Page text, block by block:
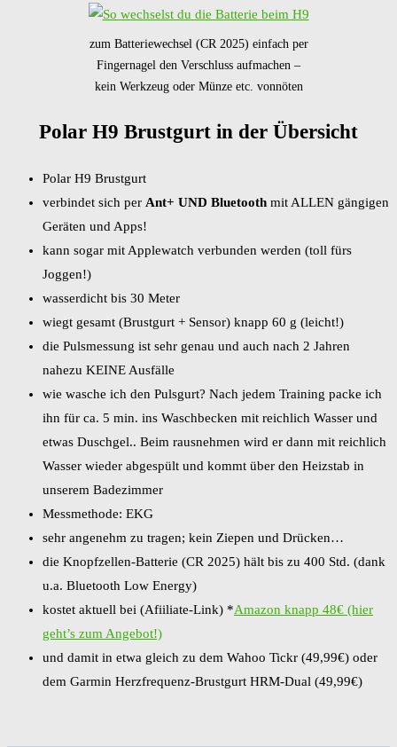
zum Batteriewechsel (CR 2025) einfach per
Fingernagel den Verschluss aufmachen –
kein Werkzeug oder Münze etc. vonnöten
Polar H9 Brustgurt in der Übersicht
Polar H9 Brustgurt
verbindet sich per Ant+ UND Bluetooth mit ALLEN gängigen
Geräten und Apps!
kann sogar mit Applewatch verbunden werden (toll fürs
Joggen!)
wasserdicht bis 30 Meter
wiegt gesamt (Brustgurt + Sensor) knapp 60 g (leicht!)
die Pulsmessung ist sehr genau und auch nach 2 Jahren
nahezu KEINE Ausfälle
wie wasche ich den Pulsgurt? Nach jedem Training packe ich
ihn für ca. 5 min. ins Waschbecken mit reichlich Wasser und
etwas Duschgel.. Beim rausnehmen wird er dann mit reichlich
Wasser wieder abgespült und kommt über den Heizstab in
unserem Badezimmer
Messmethode: EKG
sehr angenehm zu tragen; kein Ziepen und Drücken…
die Knopfzellen-Batterie (CR 2025) hält bis zu 400 Std. (dank
u.a. Bluetooth Low Energy)
kostet aktuell bei (Afiiliate-Link) *Amazon knapp 48€ (hier
geht’s zum Angebot!)
und damit in etwa gleich zu dem Wahoo Tickr (49,99€) oder
dem Garmin Herzfrequenz-Brustgurt HRM-Dual (49,99€)